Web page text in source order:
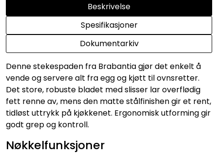
Beskrivelse
Spesifikasjoner
Dokumentarkiv
Denne stekespaden fra Brabantia gjør det enkelt å
vende og servere alt fra egg og kjøtt til ovnsretter.
Det store, robuste bladet med slisser lar overflødig
fett renne av, mens den matte stålfinishen gir et rent,
tidløst uttrykk på kjøkkenet. Ergonomisk utforming gir
godt grep og kontroll.
Nøkkelfunksjoner